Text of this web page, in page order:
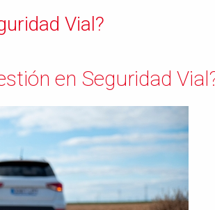
Vial?
en Seguridad